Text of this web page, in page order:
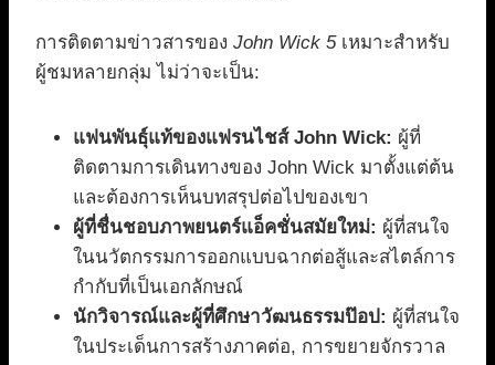
การติดตามข่าวสารของ John Wick 5เหมาะสำหรับ
ผู้ชมหลายกลุ่ม ไม่ว่าจะเป็น:
แฟนพันธุ์แท้ของแฟรนไชส์ John Wick: ผู้ที่
ติดตามการเดินทางของ John Wick มาตั้งแต่ต้น
และต้องการเห็นบทสรุปต่อไปของเขา
ผู้ที่ชื่นชอบภาพยนตร์แอ็คชั่นสมัยใหม่: ผู้ที่สนใจ
ในนวัตกรรมการออกแบบฉากต่อสู้และสไตล์การ
กำกับที่เป็นเอกลักษณ์
นักวิจารณ์และผู้ที่ศึกษาวัฒนธรรมป๊อป: ผู้ที่สนใจ
ในประเด็นการสร้างภาคต่อ, การขยายจักรวาล